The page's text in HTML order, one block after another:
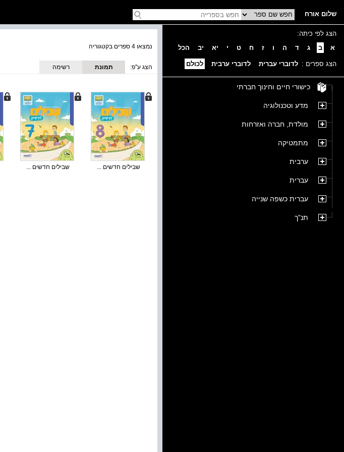
שלום אורח
הצג לפי כיתה:
א
ב ג ד ה ו ז ח ט י יא יב הכל
הצג ספרים : לדוברי עברית לדוברי ערבית לכולם
כישורי חיים וחינוך חברתי
מדע וטכנולוגיה
מולדת, חברה ואזרחות
מתמטיקה
ערבית
עברית
עברית כשפה שנייה
תנ"ך
נמצאו 4 ספרים בקטגוריה
הצג ע''פ:
תמונת
רשימה
שבילים חדשים ... שבילים חדשים ...